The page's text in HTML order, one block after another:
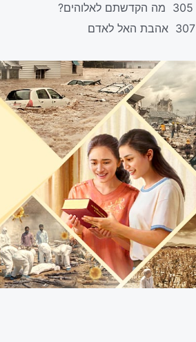
305 מה הקדשתם לאלוהים?
307 אהבת האל לאדם